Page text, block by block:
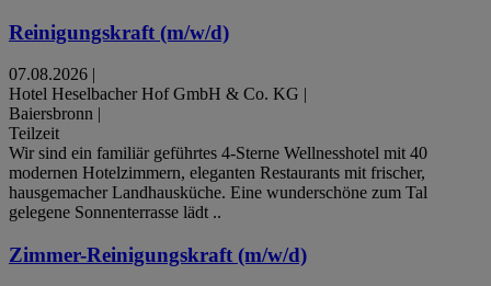
Reinigungskraft (m/w/d)
07.08.2026 |
Hotel Heselbacher Hof GmbH & Co. KG |
Baiersbronn |
Teilzeit
Wir sind ein familiär geführtes 4-Sterne Wellnesshotel mit 40
modernen Hotelzimmern, eleganten Restaurants mit frischer,
hausgemacher Landhausküche. Eine wunderschöne zum Tal
gelegene Sonnenterrasse lädt ..
Zimmer-Reinigungskraft (m/w/d)